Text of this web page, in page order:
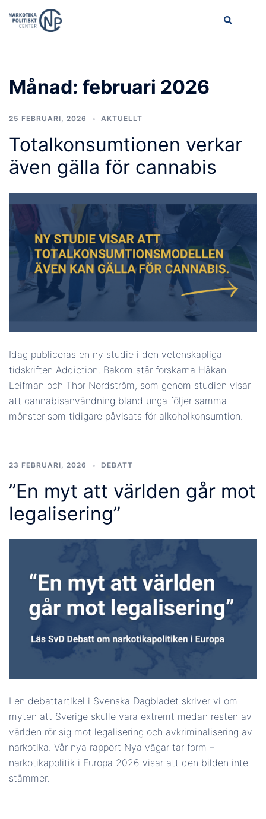
Sök
Slå
Månad: februari 2026
25 FEBRUARI, 2026 AKTUELLT
Totalkonsumtionen verkar
även gälla för cannabis
Idag publiceras en ny studie i den vetenskapliga
tidskriften Addiction. Bakom står forskarna Håkan
Leifman och Thor Nordström, som genom studien visar
att cannabisanvändning bland unga följer samma
mönster som tidigare påvisats för alkoholkonsumtion.
23 FEBRUARI, 2026 DEBATT
”En myt att världen går mot
legalisering”
I en debattartikel i Svenska Dagbladet skriver vi om
myten att Sverige skulle vara extremt medan resten av
världen rör sig mot legalisering och avkriminalisering av
narkotika. Vår nya rapport Nya vägar tar form –
narkotikapolitik i Europa 2026 visar att den bilden inte
stämmer.